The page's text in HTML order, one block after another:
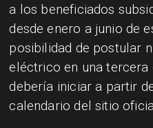
a los beneficiados
desde enero a junio de
posibilidad de postular
eléctrico en una tercera
debería iniciar a partir
calendario del sitio